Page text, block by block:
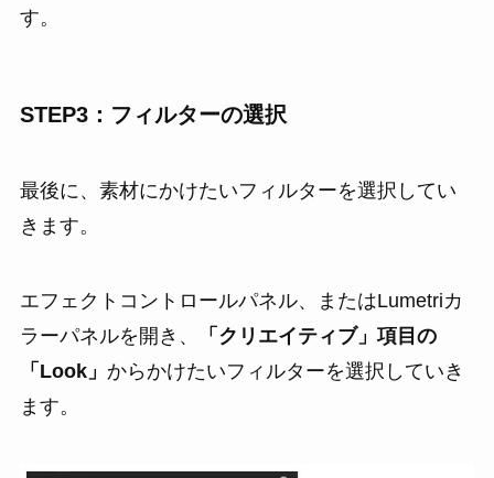
す。
STEP3：フィルターの選択
最後に、素材にかけたいフィルターを選択してい
きます。
エフェクトコントロールパネル、またはLumetriカ
ラーパネルを開き、
「クリエイティブ」項目の
「Look」 からかけたいフィルターを選択していき
ます。